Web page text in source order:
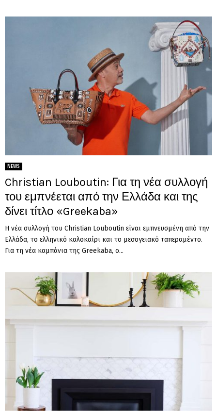
NEWS
Christian Louboutin: Για τη νέα συλλογή
του εμπνέεται από την Ελλάδα και της
δίνει τίτλο «Greekaba»
Η νέα συλλογή του Christian Louboutin είναι εμπνευσμένη από την
Ελλάδα, το ελληνικό καλοκαίρι και το μεσογειακό ταπεραμέντο.
Για τη νέα καμπάνια της Greekaba, ο...